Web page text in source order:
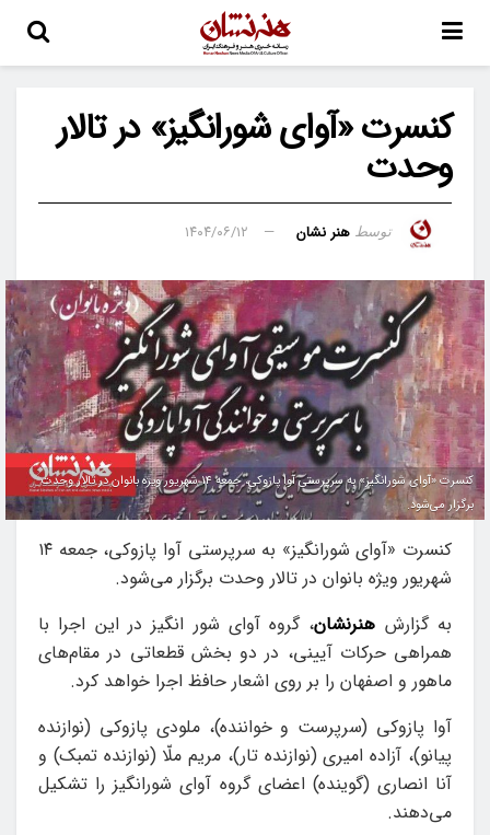
کنسرت «آوای شورانگیز» در تالار
وحدت
توسط هنر نشان ۱۴۰۴/۰۶/۱۲
کنسرت «آوای شورانگیز» به سرپرستی آوا پازوکی، جمعه ۱۴ شهریور ویژه بانوان در تالار وحدت
برگزار می‌شود.
کنسرت «آوای شورانگیز» به سرپرستی آوا پازوکی، جمعه ۱۴
شهریور ویژه بانوان در تالار وحدت برگزار می‌شود.
به گزارش هنرنشان، گروه آوای شور انگیز در این اجرا با
همراهی حرکات آیینی، در دو بخش قطعاتی در مقام‌های
ماهور و اصفهان را بر روی اشعار حافظ اجرا خواهد کرد.
آوا پازوکی (سرپرست و خواننده)، ملودی پازوکی (نوازنده
پیانو)، آزاده امیری (نوازنده تار)، مریم ملّا (نوازنده تمبک) و
آنا انصاری (گوینده) اعضای گروه آوای شورانگیز را تشکیل
می‌دهند.